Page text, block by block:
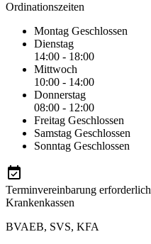
Ordinationszeiten
Montag Geschlossen
Dienstag
14:00 - 18:00
Mittwoch
10:00 - 14:00
Donnerstag
08:00 - 12:00
Freitag Geschlossen
Samstag Geschlossen
Sonntag Geschlossen
Terminvereinbarung erforderlich
Krankenkassen
BVAEB, SVS, KFA